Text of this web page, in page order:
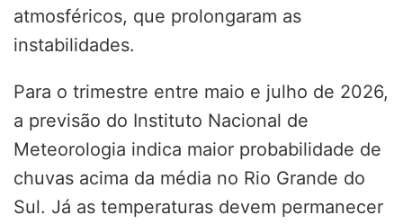
atmosféricos, que prolongaram as
instabilidades.
Para o trimestre entre maio e julho de 2026,
a previsão do Instituto Nacional de
Meteorologia indica maior probabilidade de
chuvas acima da média no Rio Grande do
Sul. Já as temperaturas devem permanecer